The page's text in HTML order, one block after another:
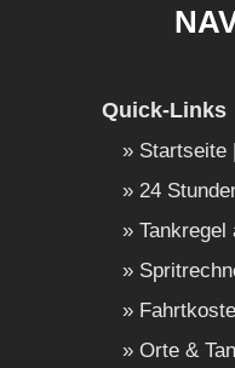
Quick-Links
Startseite
24
Tankregel
Orte &